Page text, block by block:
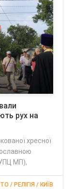
рух на
хресної
МП),
/ РЕЛІГІЯ / КИЇВ